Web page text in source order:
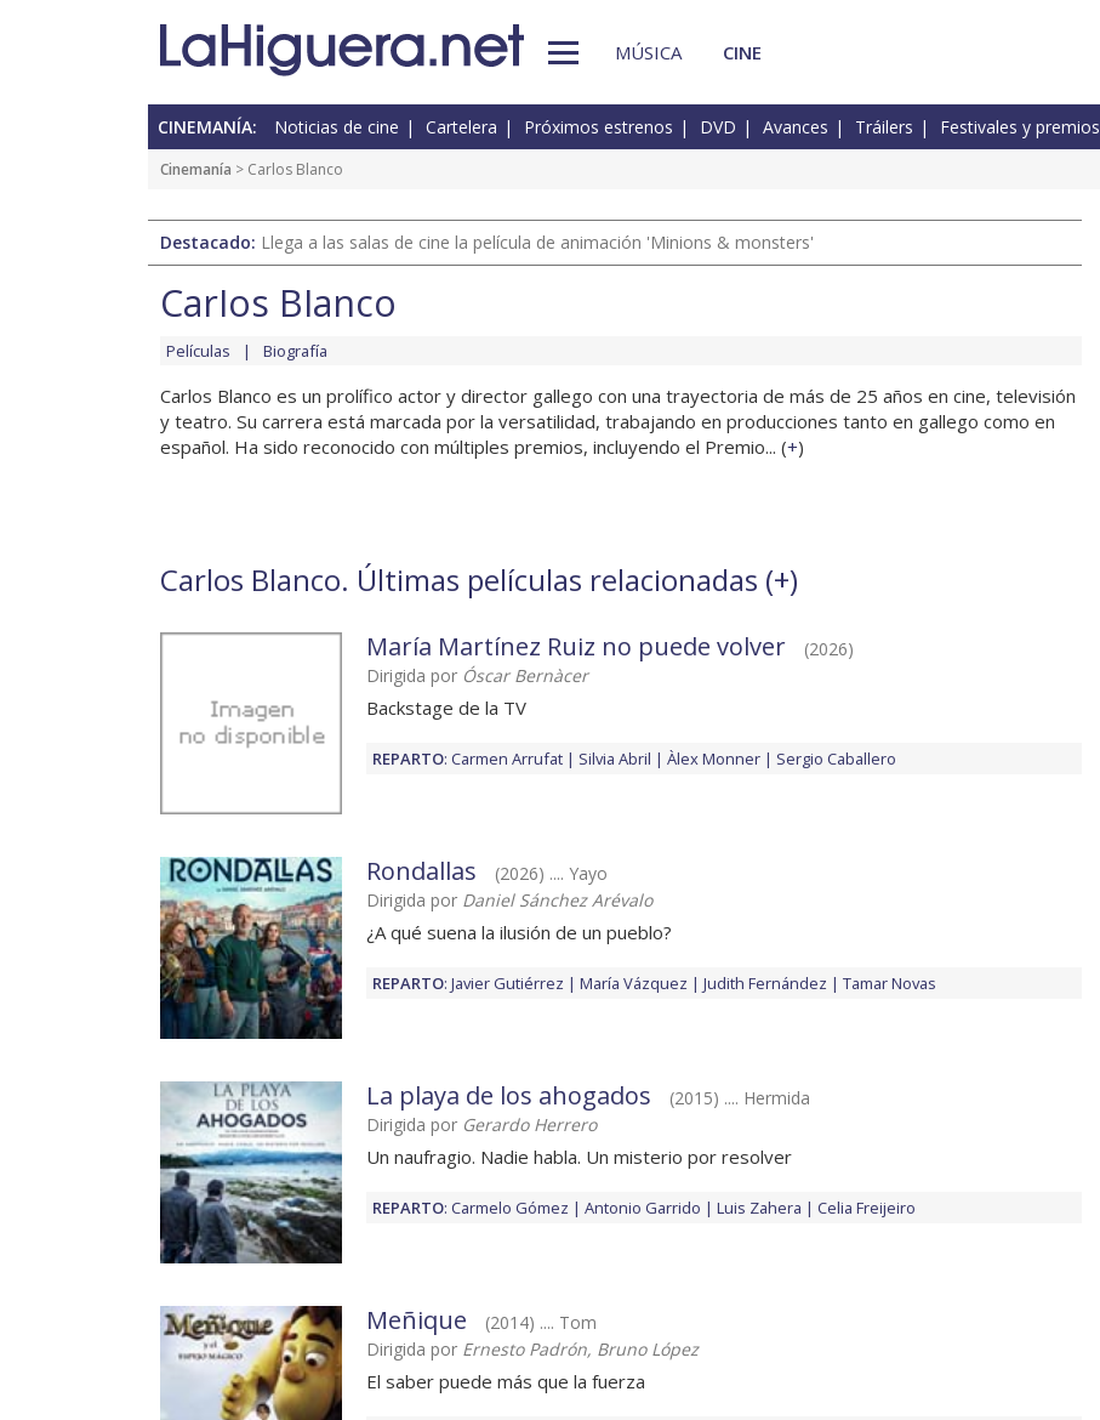
MÚSICA CINE
CINEMANÍA: Noticias de cine Cartelera Próximos estrenos DVD Avances Tráilers Festivales y premios
Cinemanía > Carlos Blanco
Destacado: Llega a las salas de cine la película de animación 'Minions & monsters'
Carlos Blanco
Películas Biografía
Carlos Blanco es un prolífico actor y director gallego con una trayectoria de más de 25 años en cine, televisión
y teatro. Su carrera está marcada por la versatilidad, trabajando en producciones tanto en gallego como en
español. Ha sido reconocido con múltiples premios, incluyendo el Premio... (+)
Carlos Blanco. Últimas películas relacionadas (+)
María Martínez Ruiz no puede volver
(2026)
Dirigida por Óscar Bernàcer
Backstage de la TV
REPARTO: Carmen Arrufat Silvia Abril Àlex Monner Sergio Caballero
Rondallas
(2026) .... Yayo
Dirigida por Daniel Sánchez Arévalo
¿A qué suena la ilusión de un pueblo?
REPARTO: Javier Gutiérrez María Vázquez Judith Fernández Tamar Novas
La playa de los ahogados
(2015) .... Hermida
Dirigida por Gerardo Herrero
Un naufragio. Nadie habla. Un misterio por resolver
REPARTO: Carmelo Gómez Antonio Garrido Luis Zahera Celia Freijeiro
Meñique
(2014) .... Tom
Dirigida por Ernesto Padrón, Bruno López
El saber puede más que la fuerza